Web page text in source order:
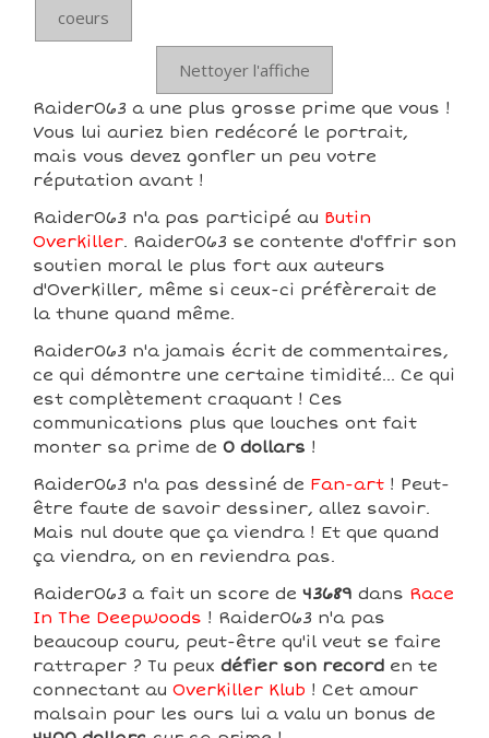
coeurs
Nettoyer l'affiche
Raider063 a une plus grosse prime que vous !
Vous lui auriez bien redécoré le portrait,
mais vous devez gonfler un peu votre
réputation avant !
Raider063 n'a pas participé au Butin
Overkiller. Raider063 se contente d'offrir son
soutien moral le plus fort aux auteurs
d'Overkiller, même si ceux-ci préfèrerait de
la thune quand même.
Raider063 n'a jamais écrit de commentaires,
ce qui démontre une certaine timidité... Ce qui
est complètement craquant ! Ces
communications plus que louches ont fait
monter sa prime de 0 dollars !
Raider063 n'a pas dessiné de Fan-art ! Peut-
être faute de savoir dessiner, allez savoir.
Mais nul doute que ça viendra ! Et que quand
ça viendra, on en reviendra pas.
Raider063 a fait un score de 43689 dans Race
In The Deepwoods ! Raider063 n'a pas
beaucoup couru, peut-être qu'il veut se faire
rattraper ? Tu peux défier son record en te
connectant au Overkiller Klub ! Cet amour
malsain pour les ours lui a valu un bonus de